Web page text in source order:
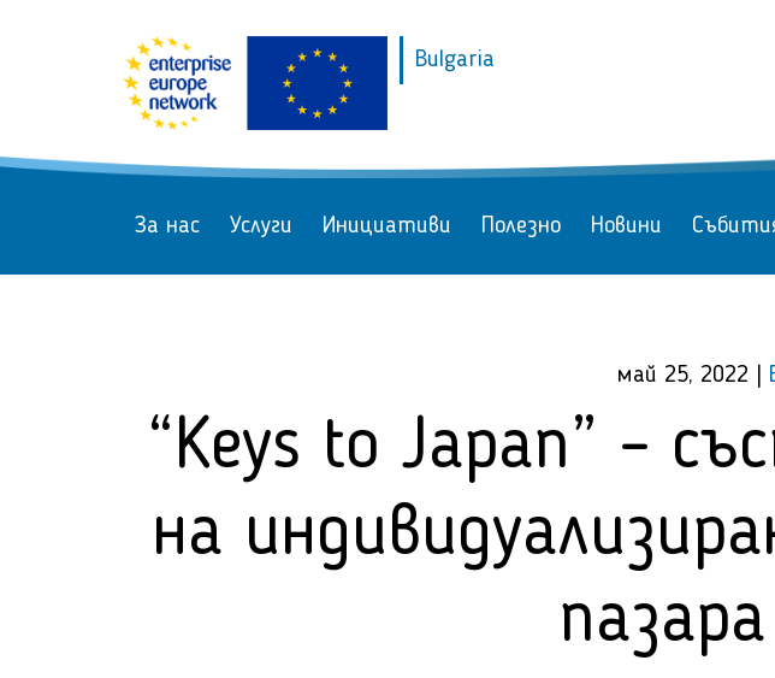
Bulgaria
За нас Услуги Инициативи Полезно Новини
май 25, 2022
“Keys to Japan” –
на